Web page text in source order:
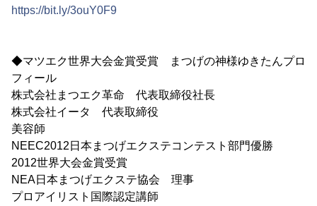
https://bit.ly/3ouY0F9
◆マツエク世界大会金賞受賞 まつげの神様ゆきたんプロ
フィール
株式会社まつエク革命 代表取締役社長
株式会社イータ 代表取締役
美容師
NEEC2012日本まつげエクステコンテスト部門優勝
2012世界大会金賞受賞
NEA日本まつげエクステ協会 理事
プロアイリスト国際認定講師